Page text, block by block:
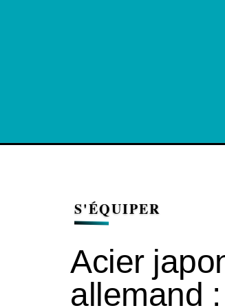
S'ÉQUIPER
Acier
allemand